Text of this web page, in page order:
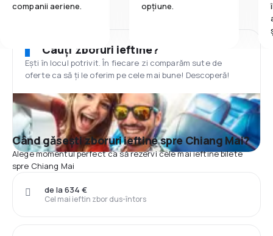
companii aeriene.
opțiune.
Cauți zboruri ieftine?
Ești în locul potrivit. În fiecare zi comparăm sute de
oferte ca să ți le oferim pe cele mai bune! Descoperă!
Când găsești zboruri ieftine spre Chiang Mai?
Alege momentul perfect ca să rezervi cele mai ieftine bilete
spre Chiang Mai
Cel mai ieftin zbor dus-întors
de la 634 €